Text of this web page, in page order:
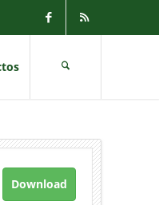
Download